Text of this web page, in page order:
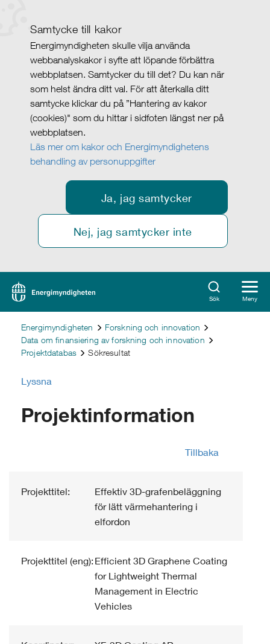
Samtycke till kakor
Energimyndigheten skulle vilja använda
webbanalyskakor i syfte att löpande förbättra
webbplatsen. Samtycker du till det? Du kan när
som helst ändra ditt val. För att återkalla ditt
samtycke klickar du på ”Hantering av kakor
(cookies)" som du hittar i sidfoten längst ner på
webbplatsen.
Läs mer om kakor och Energimyndighetens
behandling av personuppgifter
Ja, jag samtycker
Nej, jag samtycker inte
Sök Meny
Energimyndigheten
Forskning och innovation
Data om finansiering av forskning och innovation
Projektdatabas
Sökresultat
Lyssna
Projektinformation
Tillbaka
Projekttitel:
Effektiv 3D-grafenbeläggning
för lätt värmehantering i
elfordon
Projekttitel (eng):Efficient 3D Graphene Coating
for Lightweight Thermal
Management in Electric
Vehicles